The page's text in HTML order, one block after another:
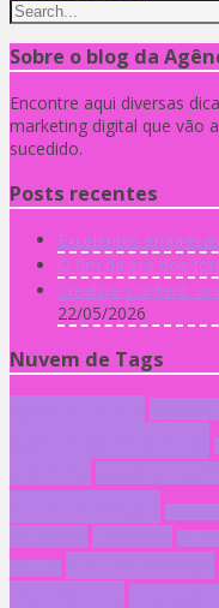
Sobre o blog da
Encontre aqui diversas
marketing digital que vão
sucedido.
Posts recentes
Excelentes
O fim da era dos
Creative Content:
22/05/2026
Nuvem de Tags